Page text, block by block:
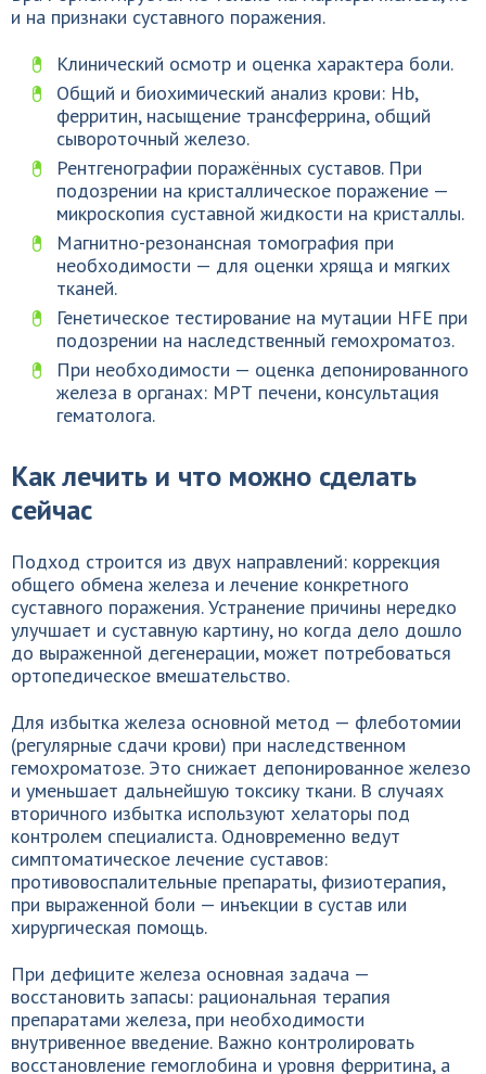
и на признаки суставного поражения.
Клинический осмотр и оценка характера боли.
Общий и биохимический анализ крови: Hb,
ферритин, насыщение трансферрина, общий
сывороточный железо.
Рентгенографии поражённых суставов. При
подозрении на кристаллическое поражение —
микроскопия суставной жидкости на кристаллы.
Магнитно-резонансная томография при
необходимости — для оценки хряща и мягких
тканей.
Генетическое тестирование на мутации HFE при
подозрении на наследственный гемохроматоз.
При необходимости — оценка депонированного
железа в органах: МРТ печени, консультация
гематолога.
Как лечить и что можно сделать
сейчас
Подход строится из двух направлений: коррекция
общего обмена железа и лечение конкретного
суставного поражения. Устранение причины нередко
улучшает и суставную картину, но когда дело дошло
до выраженной дегенерации, может потребоваться
ортопедическое вмешательство.
Для избытка железа основной метод — флеботомии
(регулярные сдачи крови) при наследственном
гемохроматозе. Это снижает депонированное железо
и уменьшает дальнейшую токсику ткани. В случаях
вторичного избытка используют хелаторы под
контролем специалиста. Одновременно ведут
симптоматическое лечение суставов:
противовоспалительные препараты, физиотерапия,
при выраженной боли — инъекции в сустав или
хирургическая помощь.
При дефиците железа основная задача —
восстановить запасы: рациональная терапия
препаратами железа, при необходимости
внутривенное введение. Важно контролировать
восстановление гемоглобина и уровня ферритина, а